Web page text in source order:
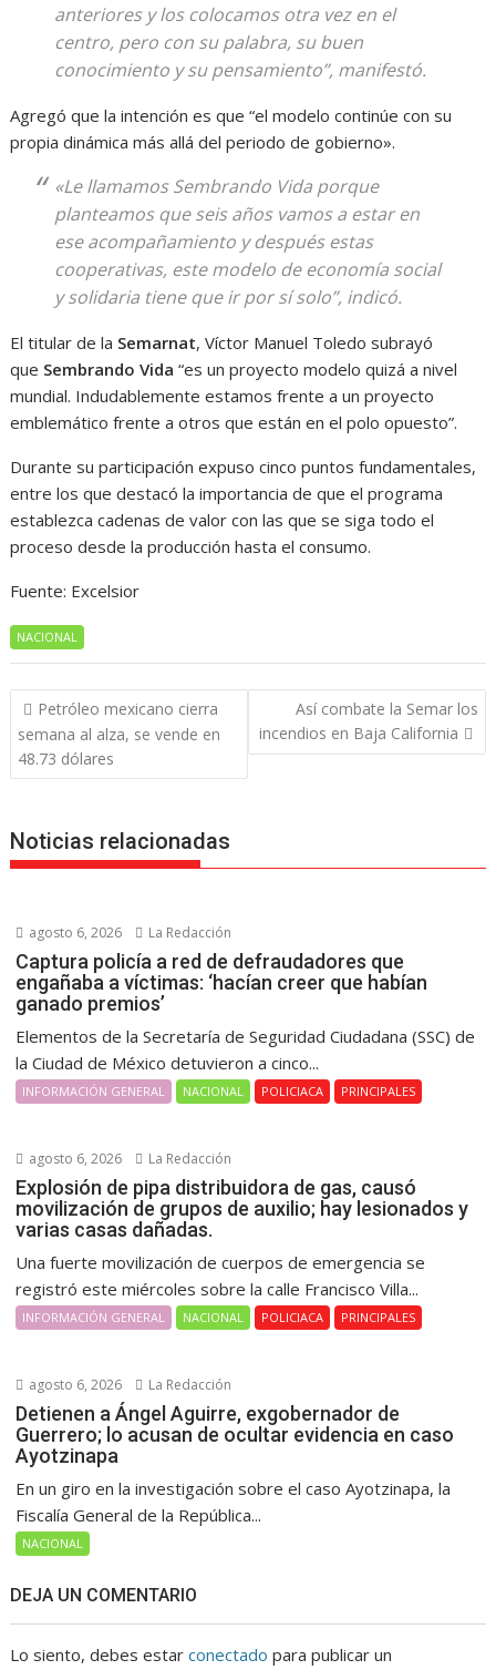
anteriores y los colocamos otra vez en el
centro, pero con su palabra, su buen
conocimiento y su pensamiento”, manifestó.
Agregó que la intención es que “el modelo continúe con su
propia dinámica más allá del periodo de gobierno».
«Le llamamos Sembrando Vida porque
planteamos que seis años vamos a estar en
ese acompañamiento y después estas
cooperativas, este modelo de economía social
y solidaria tiene que ir por sí solo”, indicó.
El titular de la Semarnat, Víctor Manuel Toledo subrayó
que Sembrando Vida “es un proyecto modelo quizá a nivel
mundial. Indudablemente estamos frente a un proyecto
emblemático frente a otros que están en el polo opuesto”.
Durante su participación expuso cinco puntos fundamentales,
entre los que destacó la importancia de que el programa
establezca cadenas de valor con las que se siga todo el
proceso desde la producción hasta el consumo.
Fuente: Excelsior
NACIONAL
Navegación
de
entradas
Petróleo mexicano cierra
semana al alza, se vende en
48.73 dólares
Así combate la Semar los
incendios en Baja California
Noticias relacionadas
agosto 6, 2026 La Redacción
Captura policía a red de defraudadores que
engañaba a víctimas: ‘hacían creer que habían
ganado premios’
Elementos de la Secretaría de Seguridad Ciudadana (SSC) de
la Ciudad de México detuvieron a cinco...
INFORMACIÓN GENERAL NACIONAL POLICIACA PRINCIPALES
agosto 6, 2026 La Redacción
Explosión de pipa distribuidora de gas, causó
movilización de grupos de auxilio; hay lesionados y
varias casas dañadas.
Una fuerte movilización de cuerpos de emergencia se
registró este miércoles sobre la calle Francisco Villa...
INFORMACIÓN GENERAL NACIONAL POLICIACA PRINCIPALES
agosto 6, 2026 La Redacción
Detienen a Ángel Aguirre, exgobernador de
Guerrero; lo acusan de ocultar evidencia en caso
Ayotzinapa
En un giro en la investigación sobre el caso Ayotzinapa, la
Fiscalía General de la República...
NACIONAL
DEJA UN COMENTARIO
Lo siento, debes estarconectado para publicar un